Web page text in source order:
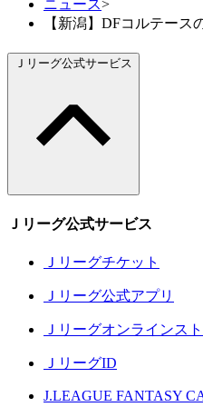
ニュース>
【新潟】DFコルテース
Ｊリーグ公式サービス
Ｊリーグ公式サービス
Ｊリーグチケット
Ｊリーグ公式アプリ
Ｊリーグオンラインス
ＪリーグID
J.LEAGUE FANTASY